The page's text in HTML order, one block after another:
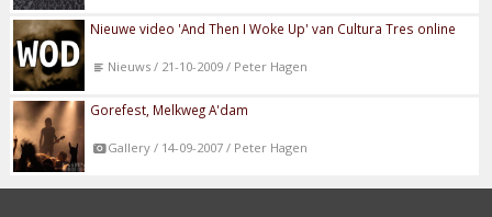
Nieuwe video 'And Then I Woke Up' van Cultura Tres online
Nieuws / 21-10-2009 / Peter Hagen
Gorefest, Melkweg A'dam
Gallery / 14-09-2007 / Peter Hagen